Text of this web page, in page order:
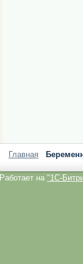
Главная
Работает на "1C-